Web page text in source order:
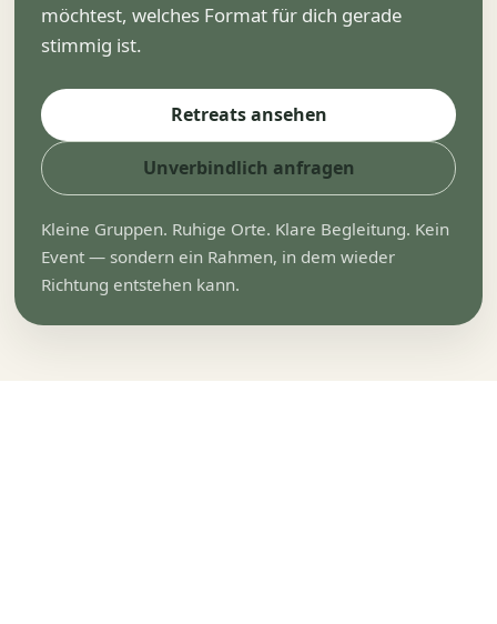
möchtest, welches Format für dich gerade
stimmig ist.
Retreats ansehen
Unverbindlich anfragen
Kleine Gruppen. Ruhige Orte. Klare Begleitung. Kein
Event — sondern ein Rahmen, in dem wieder
Richtung entstehen kann.